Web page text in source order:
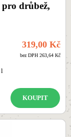
drůbež,
319,00 Kč
bez DPH 263,64 Kč
l
KOUPIT